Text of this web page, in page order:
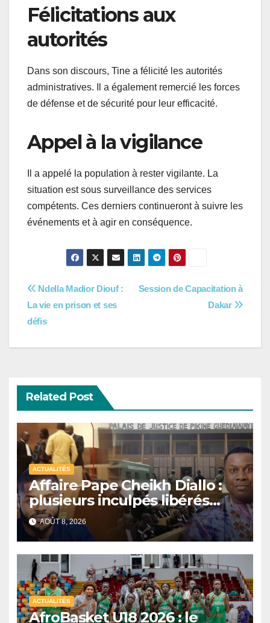
Félicitations aux
autorités
Dans son discours, Tine a félicité les autorités
administratives. Il a également remercié les forces
de défense et de sécurité pour leur efficacité.
Appel à la vigilance
Il a appelé la population à rester vigilante. La
situation est sous surveillance des services
compétents. Ces derniers continueront à suivre les
événements et à agir en conséquence.
Navigation
de
l’article
Session de Capacitation à
Dakar
Ndella Madior Diouf :
La vie en prison et ses
défis
Related Post
ACTUALITÉS
Affaire Pape Cheikh Diallo :
plusieurs inculpés libérés
après un non-lieu partiel
AOÛT 8, 2026
ACTUALITÉS
AfroBasket U18 2026 : le